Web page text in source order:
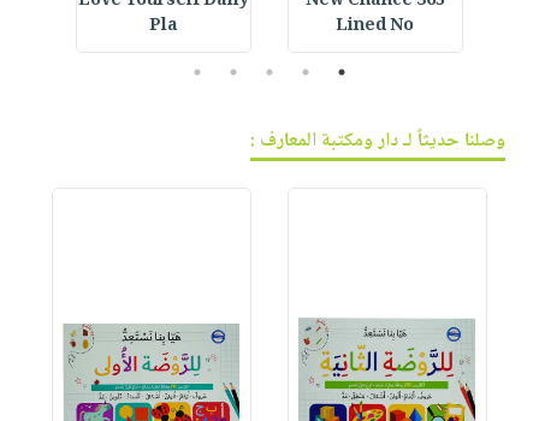
Lined No
Pla
1
2
3
4
5
وصلنا حديثاً لـ دار ومكتبة المعارف :